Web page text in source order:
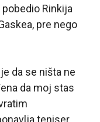
pobedio Rinkija
pre nego
da se ništa ne
da moj stas
teniser,